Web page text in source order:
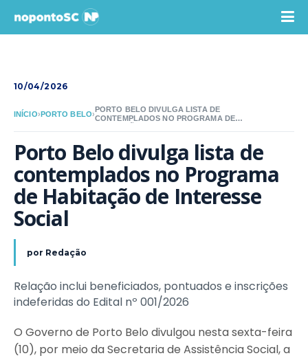
10/04/2026
INÍCIO›PORTO BELO›
PORTO BELO DIVULGA LISTA DE
CONTEMPLADOS NO PROGRAMA DE
Porto Belo divulga lista de
contemplados no Programa
de Habitação de Interesse
Social
por Redação
Relação inclui beneficiados, pontuados e inscrições
indeferidas do Edital nº 001/2026
O Governo de Porto Belo divulgou nesta sexta-feira
(10), por meio da Secretaria de Assistência Social, a